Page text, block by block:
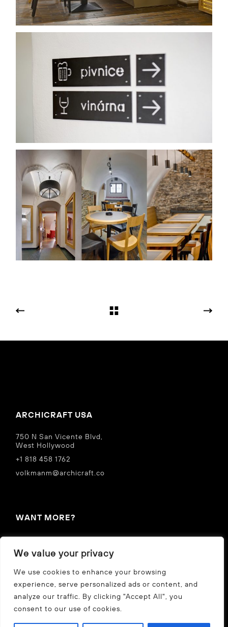
We value your privacy
We use cookies to enhance your browsing
experience, serve personalized ads or content, and
analyze our traffic. By clicking "Accept All", you
consent to our use of cookies.
ARCHICRAFT USA
750 N San Vicente Blvd,
West Hollywood
+1 818 458 1762
volkmanm@archicraft.co
WANT MORE?
IN THE NEWS
Privacy Policy
CZ US